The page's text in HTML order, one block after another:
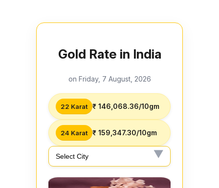
Gold Rate in India
on Friday, 7 August, 2026
22 Karat ₹ 146,068.36/10gm
24 Karat ₹ 159,347.30/10gm